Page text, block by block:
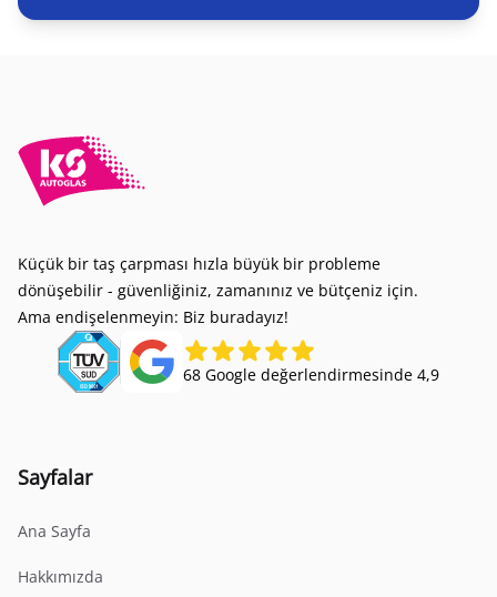
Küçük bir taş çarpması hızla büyük bir probleme
dönüşebilir - güvenliğiniz, zamanınız ve bütçeniz için.
Ama endişelenmeyin: Biz buradayız!
68 Google değerlendirmesinde 4,9
Sayfalar
Ana Sayfa
Hakkımızda